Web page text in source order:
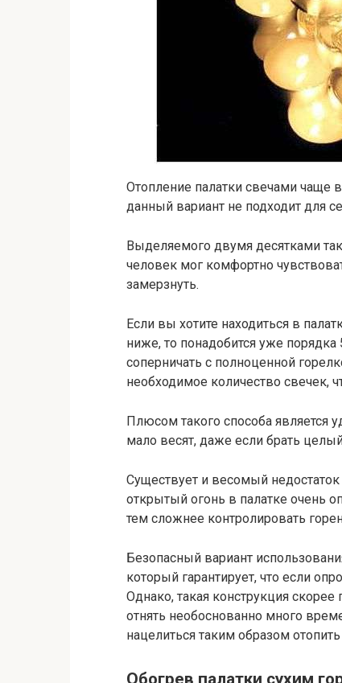
Отопление палатки свечами чаще
данный вариант не подходит для
Выделяемого двумя десятками
человек мог комфортно
замерзнуть.
Если вы хотите находиться в
ниже, то понадобится уже
соперничать с полноценной
необходимое количество свечек,
Плюсом такого способа является
мало весят, даже если брать
Существует и весомый
открытый огонь в палатке очень
тем сложнее контролировать
Безопасный вариант
который гарантирует, что если
Однако, такая конструкция
отнять необоснованно много
нацелиться таким образом отопить
Обогрев палатки сухим